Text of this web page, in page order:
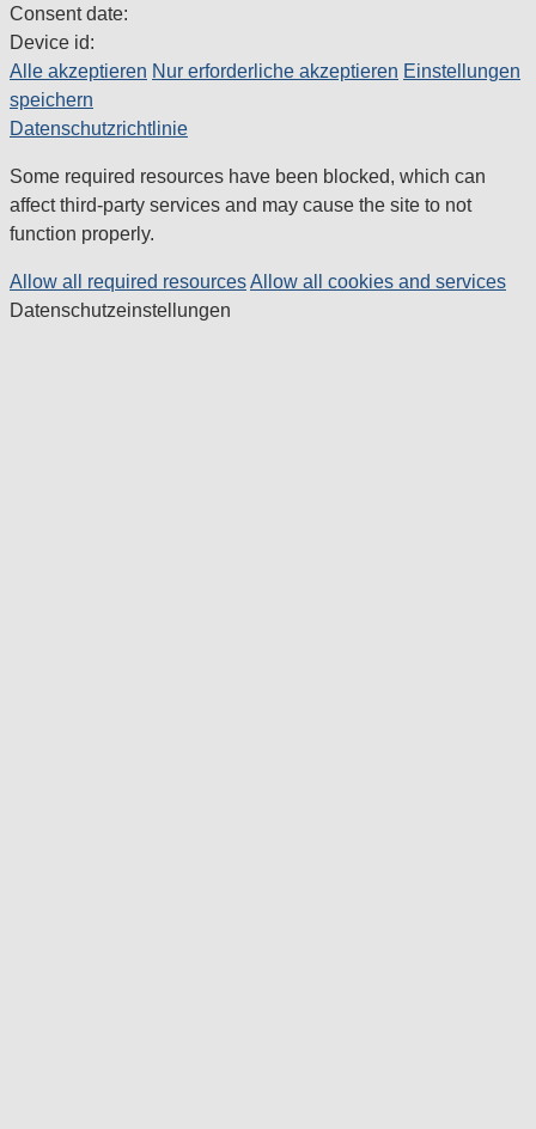
Consent date:
Device id:
Alle akzeptieren Nur erforderliche akzeptieren Einstellungen
speichern
Datenschutzrichtlinie
Some required resources have been blocked, which can
affect third-party services and may cause the site to not
function properly.
Allow all required resourcesAllow all cookies and services
Datenschutzeinstellungen